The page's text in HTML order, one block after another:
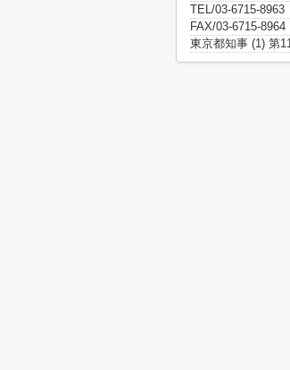
TEL/03-6715-8963
FAX/03-6715-8964
東京都知事 (1) 第